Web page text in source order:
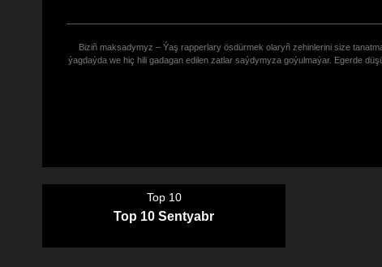
Biziñ maksadymyz – Ýaş rapperlary ösdürmek olaryñ zehinlerini size
ýagdaýda we hiç hili gadagan edilen zatlar saýdymyza goýulmaýar. Egerde
Top 10
Top 10 Sentyabr